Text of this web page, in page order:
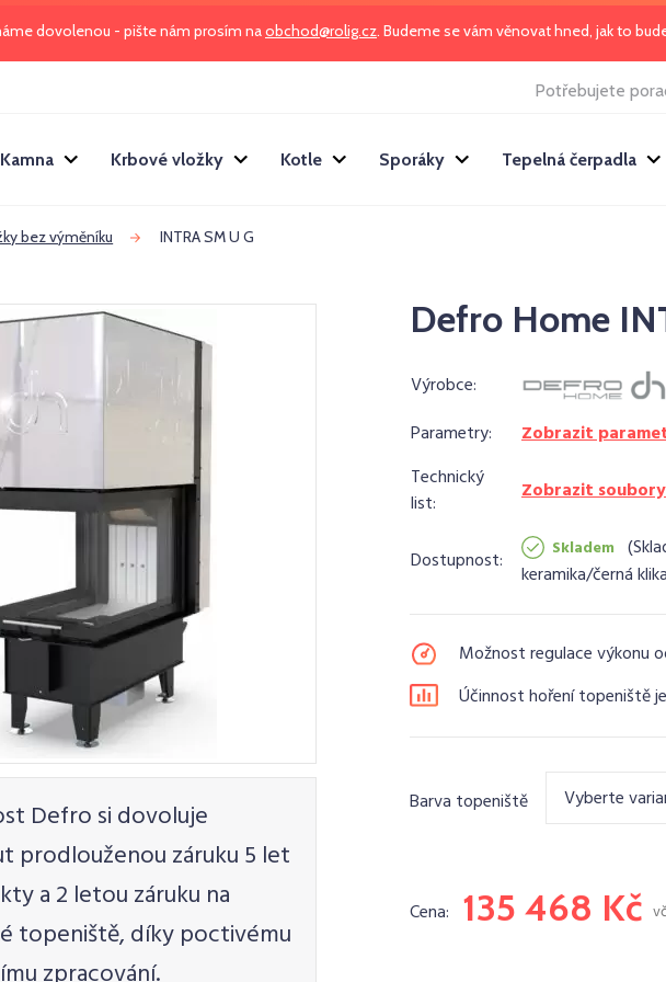
dovolenou - pište nám prosím naobchod@rolig.cz. Budeme se vám věnovat hned, jak to
Potřebujete
Kamna Krbové vložky Kotle Sporáky Tepelná čerpadla
bez výměníku INTRA SM U G
Defro si dovoluje
prodlouženou záruku 5 let
a 2 letou záruku na
topeniště, díky poctivému
Defro Home
Výrobce:
Parametry:
Zobrazit
Technický
list:
Zobrazit
Dostupnost: Skladem
keramika/černá klika
Možnost regulace výkonu
Účinnost hoření topeniště je
Barva topeniště Vyberte
Cena: 135 468 Kč